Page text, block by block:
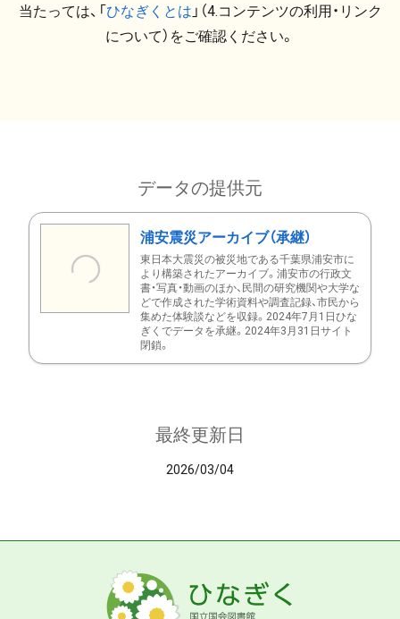
当たっては、「ひなぎくとは 」（4.コンテンツの利用・リンク
について）をご確認ください。
データの提供元
浦安震災アーカイブ（承継）
東日本大震災の被災地である千葉県浦安市に
より構築されたアーカイブ。浦安市の行政文
書・写真・動画のほか、民間の研究機関や大学な
どで作成された学術資料や調査記録、市民から
集めた体験談などを収録。2024年7月1日ひな
ぎくでデータを承継。2024年3月31日サイト
閉鎖。
最終更新日
2026/03/04